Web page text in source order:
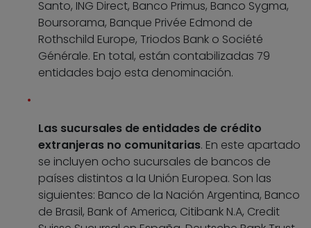
Santo, ING Direct, Banco Primus, Banco Sygma,
Boursorama, Banque Privée Edmond de
Rothschild Europe, Triodos Bank o Société
Générale. En total, están contabilizadas 79
entidades bajo esta denominación.
Las sucursales de entidades de crédito
extranjeras no comunitarias. En este apartado
se incluyen ocho sucursales de bancos de
países distintos a la Unión Europea. Son las
siguientes: Banco de la Nación Argentina, Banco
de Brasil, Bank of America, Citibank N.A, Credit